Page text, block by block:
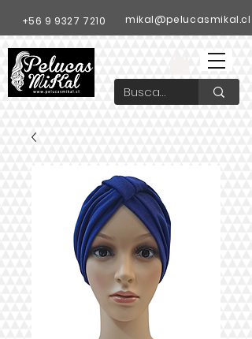
+56 9 9327 7210 mikal@pelucasmikal.cl